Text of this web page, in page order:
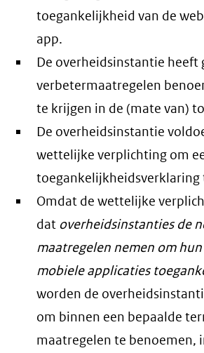
toegankelijkheid van de
app.
De overheidsinstantie heeft
verbetermaatregelen
te krijgen in de (mate van)
De overheidsinstantie
wettelijke verplichting om
toegankelijkheidsverklaring
Omdat de wettelijke
dat overheidsinstanties de
maatregelen nemen om
mobiele applicaties
worden de
om binnen een bepaalde
maatregelen te benoemen,